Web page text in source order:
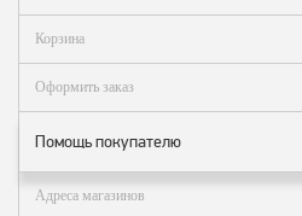
Корзина
Оформить заказ
Помощь покупателю
Адреса магазинов